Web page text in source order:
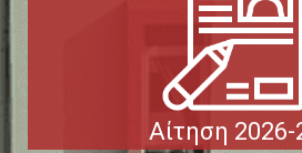
Αίτηση 2026-